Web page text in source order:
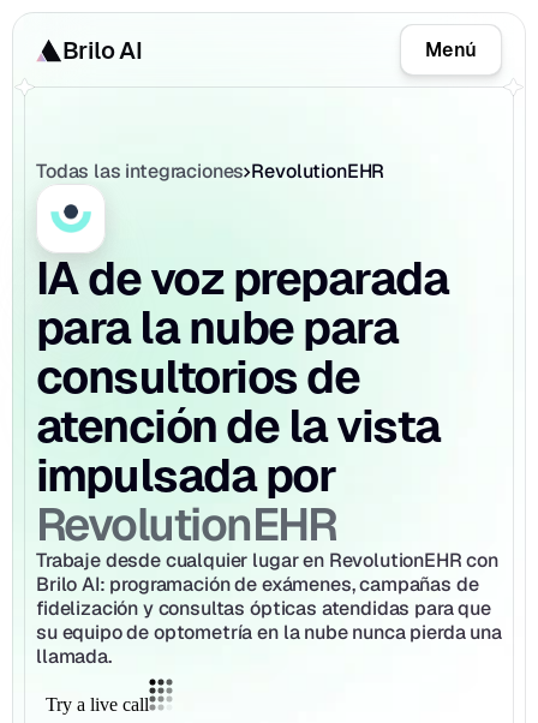
Brilo AI Menú
Todas las integraciones RevolutionEHR
IA de voz preparada
para la nube para
consultorios de
atención de la vista
impulsada por
RevolutionEHR
Trabaje desde cualquier lugar en RevolutionEHR con
Brilo AI: programación de exámenes, campañas de
fidelización y consultas ópticas atendidas para que
su equipo de optometría en la nube nunca pierda una
llamada.